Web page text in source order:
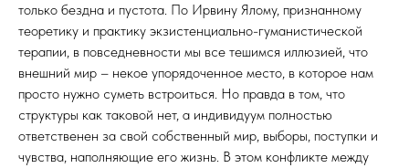
только бездна и пустота. По Ирвину Ялому, признанному
теоретику и практику экзистенциально-гуманистической
терапии, в повседневности мы все тешимся иллюзией, что
внешний мир – некое упорядоченное место, в которое нам
просто нужно суметь встроиться. Но правда в том, что
структуры как таковой нет, а индивидуум полностью
ответственен за свой собственный мир, выборы, поступки и
чувства, наполняющие его жизнь. В этом конфликте между